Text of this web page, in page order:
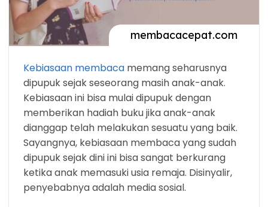
Kebiasaan membaca memang seharusnya
dipupuk sejak seseorang masih anak-anak.
Kebiasaan ini bisa mulai dipupuk dengan
memberikan hadiah buku jika anak-anak
dianggap telah melakukan sesuatu yang baik.
Sayangnya, kebiasaan membaca yang sudah
dipupuk sejak dini ini bisa sangat berkurang
ketika anak memasuki usia remaja. Disinyalir,
penyebabnya adalah media sosial.